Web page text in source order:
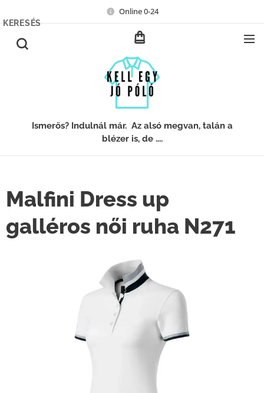
Online 0-24
Ismerős? Indulnál már. Az alsó megvan, talán a
blézer is, de ....
KERESÉS
Malfini Dress up
galléros női ruha N271